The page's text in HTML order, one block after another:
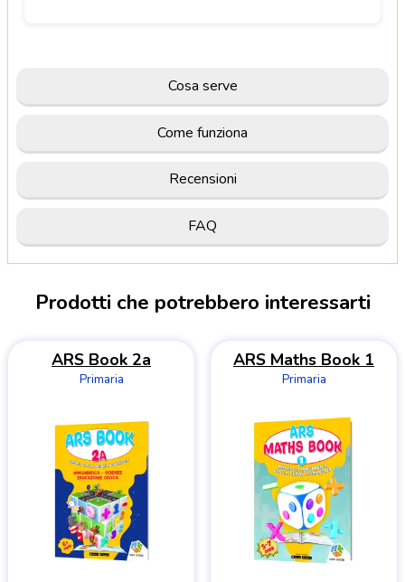
Cosa serve
Come funziona
Recensioni
FAQ
Prodotti che potrebbero interessarti
ARS Book 2a
Primaria
ARS Maths Book 1
Primaria